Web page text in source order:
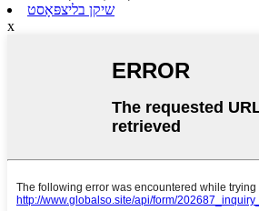
שיקן בליצפּאָסט
x